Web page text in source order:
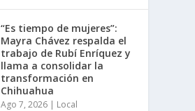
“Es tiempo de mujeres”:
Mayra Chávez respalda el
trabajo de Rubí Enríquez y
llama a consolidar la
transformación en
Chihuahua
Ago 7, 2026 | Local